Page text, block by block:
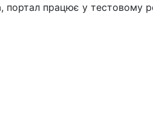
портал працює у тестовому